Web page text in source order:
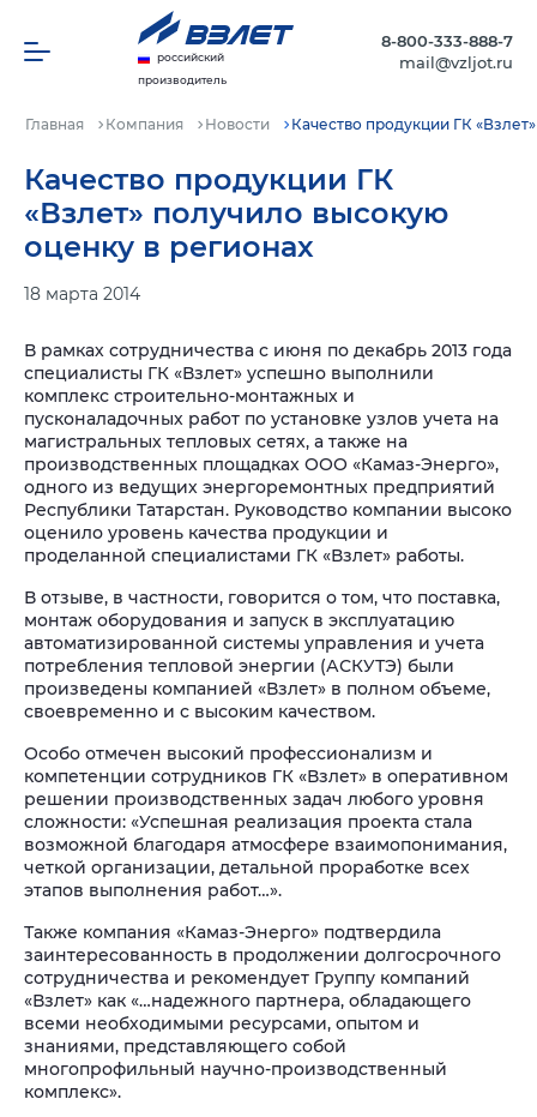
российский
производитель
8-800-333-888-7
mail@vzljot.ru
Главная Компания Новости Качество продукции ГК
Качество продукции ГК
«Взлет» получило высокую
оценку в регионах
18 марта 2014
В рамках сотрудничества с июня по декабрь 2013 года
специалисты ГК «Взлет» успешно выполнили
комплекс строительно-монтажных и
пусконаладочных работ по установке узлов учета на
магистральных тепловых сетях, а также на
производственных площадках ООО «Камаз-Энерго»,
одного из ведущих энергоремонтных предприятий
Республики Татарстан. Руководство компании высоко
оценило уровень качества продукции и
проделанной специалистами ГК «Взлет» работы.
В отзыве, в частности, говорится о том, что поставка,
монтаж оборудования и запуск в эксплуатацию
автоматизированной системы управления и учета
потребления тепловой энергии (АСКУТЭ) были
произведены компанией «Взлет» в полном объеме,
своевременно и с высоким качеством.
Особо отмечен высокий профессионализм и
компетенции сотрудников ГК «Взлет» в оперативном
решении производственных задач любого уровня
сложности: «Успешная реализация проекта стала
возможной благодаря атмосфере взаимопонимания,
четкой организации, детальной проработке всех
этапов выполнения работ…».
Также компания «Камаз-Энерго» подтвердила
заинтересованность в продолжении долгосрочного
сотрудничества и рекомендует Группу компаний
«Взлет» как «…надежного партнера, обладающего
всеми необходимыми ресурсами, опытом и
знаниями, представляющего собой
многопрофильный научно-производственный
комплекс».